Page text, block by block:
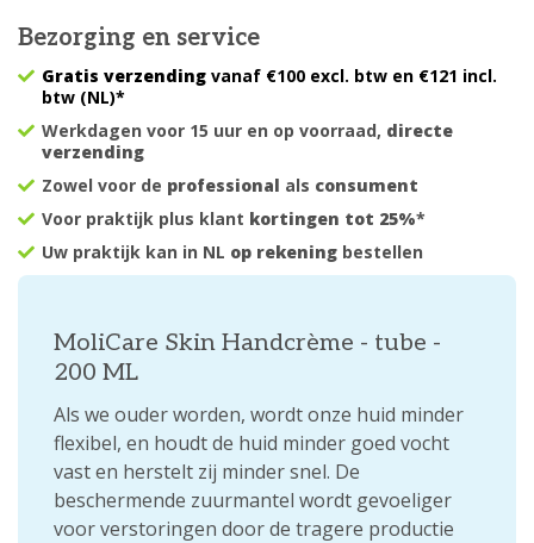
Bezorging en service
Gratis verzending vanaf €100 excl. btw en €121 incl.
btw (NL)*
Werkdagen voor 15 uur en op voorraad, directe
verzending
Zowel voor de professional als consument
Voor praktijk plus klant kortingen tot 25%*
Uw praktijk kan in NL op rekening bestellen
MoliCare Skin Handcrème - tube -
200 ML
Als we ouder worden, wordt onze huid minder
flexibel, en houdt de huid minder goed vocht
vast en herstelt zij minder snel. De
beschermende zuurmantel wordt gevoeliger
voor verstoringen door de tragere productie